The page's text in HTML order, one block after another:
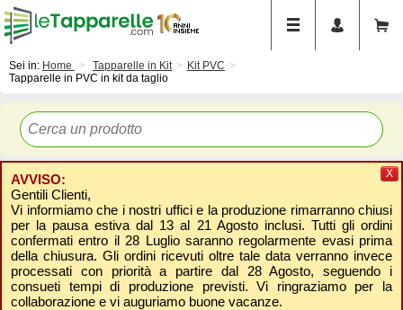
Sei in: Home Tapparelle in Kit
Kit PVC
Tapparelle in PVC in kit da taglio
AVVISO:
Gentili Clienti,
Vi informiamo che i nostri uffici e la produzione rimarranno chiusi
per la pausa estiva dal 13 al 21 Agosto inclusi. Tutti gli ordini
confermati entro il 28 Luglio saranno regolarmente evasi prima
della chiusura. Gli ordini ricevuti oltre tale data verranno invece
processati con priorità a partire dal 28 Agosto, seguendo i
consueti tempi di produzione previsti. Vi ringraziamo per la
collaborazione e vi auguriamo buone vacanze.
X